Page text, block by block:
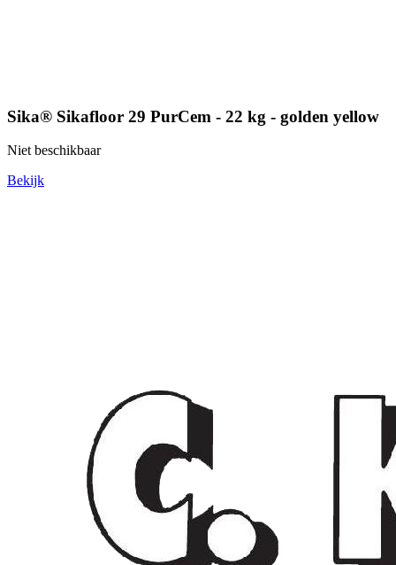
Sika® Sikafloor 29 PurCem - 22 kg - golden yellow
Niet beschikbaar
Bekijk